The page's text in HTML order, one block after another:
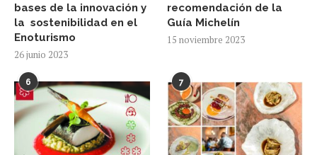
bases de la innovación y
la sostenibilidad en el
Enoturismo
26 junio 2023
recomendación de la
Guía Michelín
15 noviembre 2023
6 7